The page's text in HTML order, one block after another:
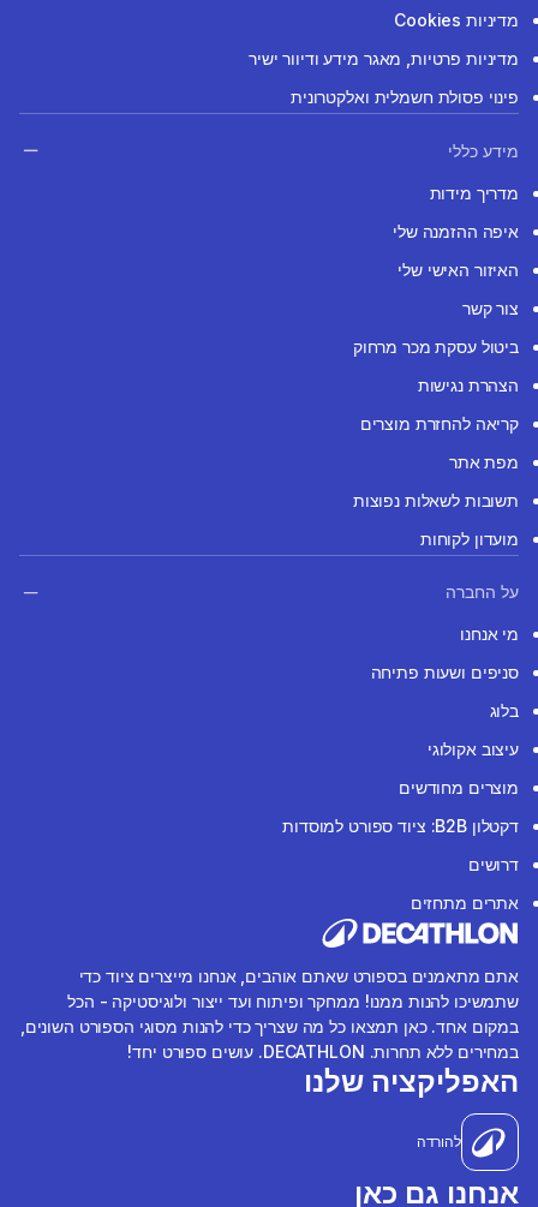
מדיניות Cookies
מדיניות פרטיות, מאגר מידע ודיוור ישיר
פינוי פסולת חשמלית ואלקטרונית
מידע כללי
מדריך מידות
איפה ההזמנה שלי
האיזור האישי שלי
צור קשר
ביטול עסקת מכר מרחוק
הצהרת נגישות
קריאה להחזרת מוצרים
מפת אתר
תשובות לשאלות נפוצות
מועדון לקוחות
על החברה
מי אנחנו
סניפים ושעות פתיחה
בלוג
עיצוב אקולוגי
מוצרים מחודשים
דקטלון B2B: ציוד ספורט למוסדות
דרושים
אתרים מתחזים
אתם מתאמנים בספורט שאתם אוהבים, אנחנו מייצרים ציוד כדי
שתמשיכו להנות ממנו! ממחקר ופיתוח ועד ייצור ולוגיסטיקה - הכל
במקום אחד. כאן תמצאו כל מה שצריך כדי להנות מסוגי הספורט השונים,
במחירים ללא תחרות. DECATHLON. עושים ספורט יחד!
האפליקציה שלנו
להורדה
אנחנו גם כאן